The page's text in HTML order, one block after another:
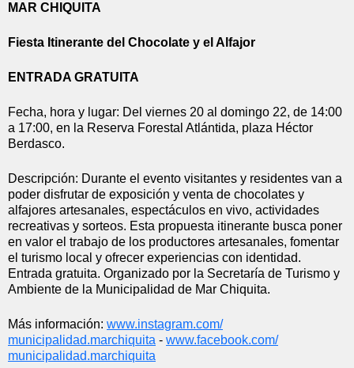
MAR CHIQUITA
Fiesta Itinerante del Chocolate y el Alfajor
ENTRADA GRATUITA
Fecha, hora y lugar: Del viernes 20 al domingo 22, de 14:00
a 17:00, en la Reserva Forestal Atlántida, plaza Héctor
Berdasco.
Descripción: Durante el evento visitantes y residentes van a
poder disfrutar de exposición y venta de chocolates y
alfajores artesanales, espectáculos en vivo, actividades
recreativas y sorteos. Esta propuesta itinerante busca poner
en valor el trabajo de los productores artesanales, fomentar
el turismo local y ofrecer experiencias con identidad.
Entrada gratuita. Organizado por la Secretaría de Turismo y
Ambiente de la Municipalidad de Mar Chiquita.
Más información: www.instagram.com/
municipalidad.marchiquita - www.facebook.com/
municipalidad.marchiquita